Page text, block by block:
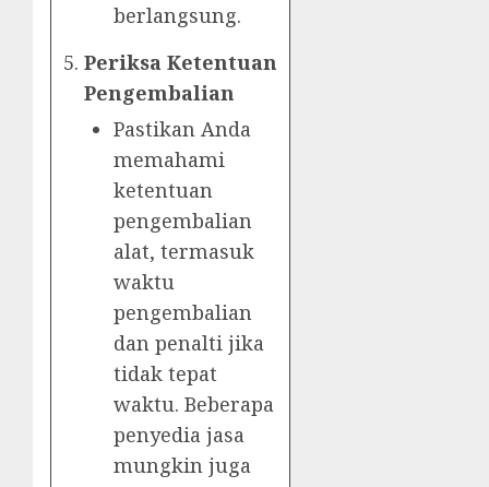
berlangsung.
Periksa Ketentuan
Pengembalian
Pastikan Anda
memahami
ketentuan
pengembalian
alat, termasuk
waktu
pengembalian
dan penalti jika
tidak tepat
waktu. Beberapa
penyedia jasa
mungkin juga